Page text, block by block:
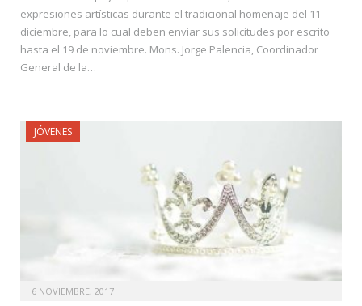
expresiones artísticas durante el tradicional homenaje del 11
diciembre, para lo cual deben enviar sus solicitudes por escrito
hasta el 19 de noviembre. Mons. Jorge Palencia, Coordinador
General de la…
JÓVENES
6 NOVIEMBRE, 2017